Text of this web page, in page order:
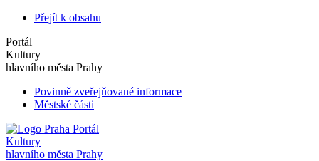
Přejít k obsahu
Portál
Kultury
hlavního města Prahy
Povinně zveřejňované informace
Městské části
Portál
Kultury
hlavního města Prahy